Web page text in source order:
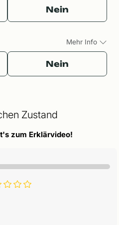
Nein
Mehr Info
Nein
Zustand
zum Erklärvideo!